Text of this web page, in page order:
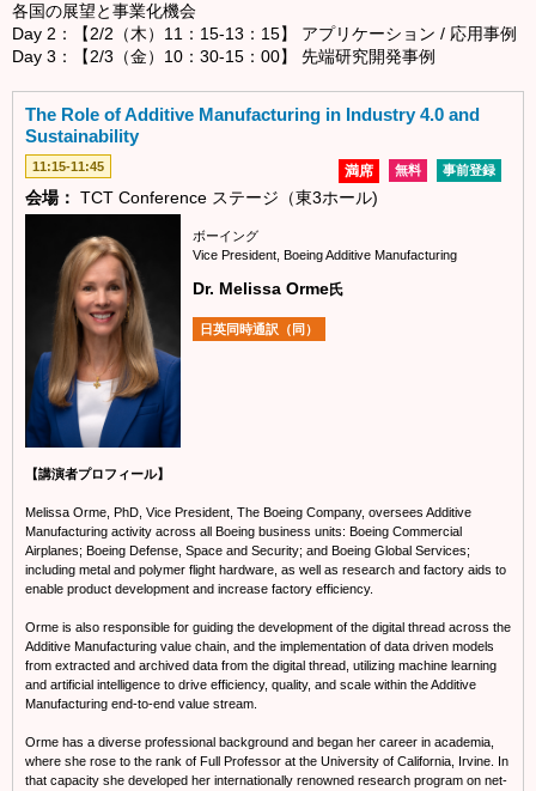
各国の展望と事業化機会
Day 2：【2/2（木）11：15-13：15】 アプリケーション / 応用事例
Day 3：【2/3（金）10：30-15：00】 先端研究開発事例
The Role of Additive Manufacturing in Industry 4.0 and
Sustainability
11:15-11:45 事前登録
無料
満席
会場： TCT Conference ステージ（東3ホール)
ボーイング
Vice President, Boeing Additive Manufacturing
Dr. Melissa Orme氏
日英同時通訳（同）
【講演者プロフィール】
Melissa Orme, PhD, Vice President, The Boeing Company, oversees Additive
Manufacturing activity across all Boeing business units: Boeing Commercial
Airplanes; Boeing Defense, Space and Security; and Boeing Global Services;
including metal and polymer flight hardware, as well as research and factory aids to
enable product development and increase factory efficiency.
Orme is also responsible for guiding the development of the digital thread across the
Additive Manufacturing value chain, and the implementation of data driven models
from extracted and archived data from the digital thread, utilizing machine learning
and artificial intelligence to drive efficiency, quality, and scale within the Additive
Manufacturing end-to-end value stream.
Orme has a diverse professional background and began her career in academia,
where she rose to the rank of Full Professor at the University of California, Irvine. In
that capacity she developed her internationally renowned research program on net-